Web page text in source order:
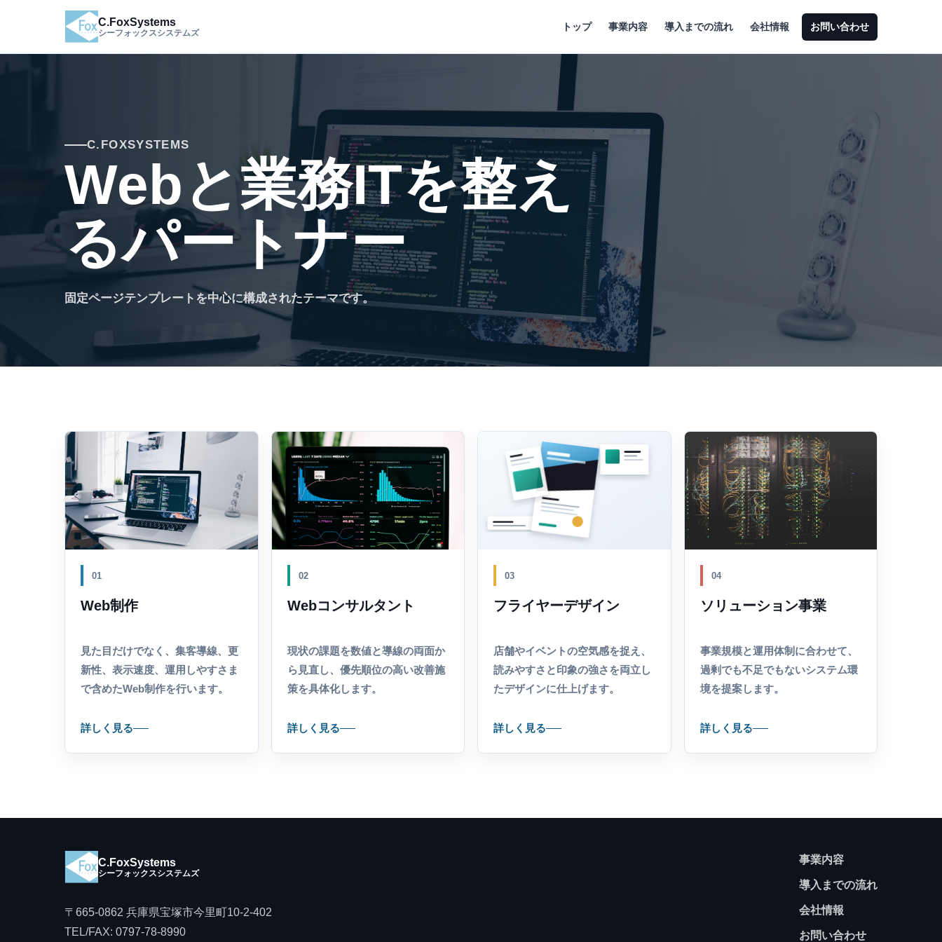
C.FoxSystems
シーフォックスシステムズ
トップ 事業内容 導入までの流れ 会社情報 お問い合わせ
C.FOXSYSTEMS
Webと業務ITを整え
るパートナー
固定ページテンプレートを中心に構成されたテーマです。
01
Web制作
見た目だけでなく、集客導線、更
新性、表示速度、運用しやすさま
で含めたWeb制作を行います。
詳しく見る
02
Webコンサルタント
現状の課題を数値と導線の両面か
ら見直し、優先順位の高い改善施
策を具体化します。
詳しく見る
03
フライヤーデザイン
店舗やイベントの空気感を捉え、
読みやすさと印象の強さを両立し
たデザインに仕上げます。
詳しく見る
04
ソリューション事業
事業規模と運用体制に合わせて、
過剰でも不足でもないシステム環
境を提案します。
詳しく見る
C.FoxSystems
シーフォックスシステムズ
〒665-0862 兵庫県宝塚市今里町10-2-402
TEL/FAX: 0797-78-8990
事業内容
導入までの流れ
会社情報
お問い合わせ